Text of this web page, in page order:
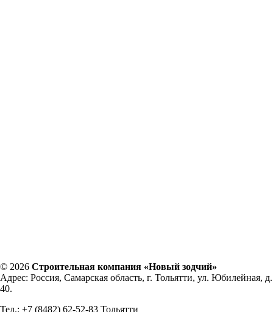
© 2026 Строительная компания «Новый зодчий»
Адрес: Россия, Самарская область, г. Тольятти, ул. Юбилейная, д.
40.
Тел.: +7 (8482) 62-52-83 Тольятти